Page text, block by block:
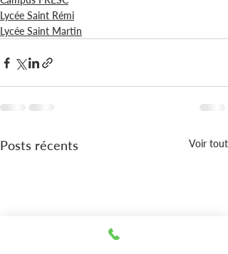
Lycée Saint Rémi
Lycée Saint Martin
Posts récents Voir tout